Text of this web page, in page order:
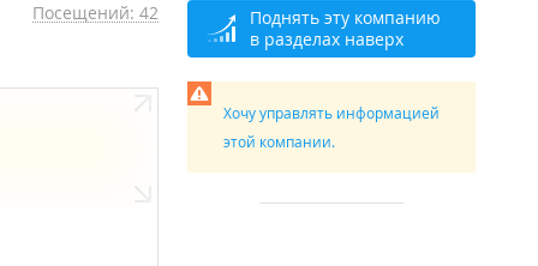
Посещений: 42
Поднять эту компанию
в разделах наверх
Хочу управлять информацией
этой компании.